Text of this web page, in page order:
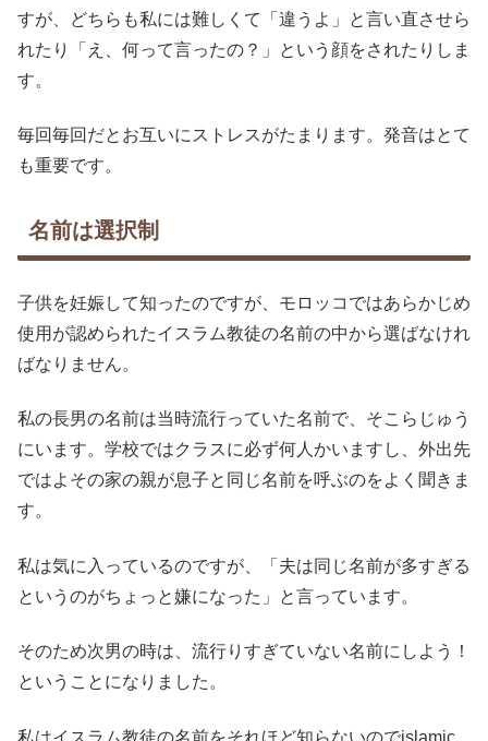
すが、どちらも私には難しくて「違うよ」と言い直させら
れたり「え、何って言ったの？」という顔をされたりしま
す。
毎回毎回だとお互いにストレスがたまります。発音はとて
も重要です。
名前は選択制
子供を妊娠して知ったのですが、モロッコではあらかじめ
使用が認められたイスラム教徒の名前の中から選ばなけれ
ばなりません。
私の長男の名前は当時流行っていた名前で、そこらじゅう
にいます。学校ではクラスに必ず何人かいますし、外出先
ではよその家の親が息子と同じ名前を呼ぶのをよく聞きま
す。
私は気に入っているのですが、「夫は同じ名前が多すぎる
というのがちょっと嫌になった」と言っています。
そのため次男の時は、流行りすぎていない名前にしよう！
ということになりました。
私はイスラム教徒の名前をそれほど知らないのでislamic